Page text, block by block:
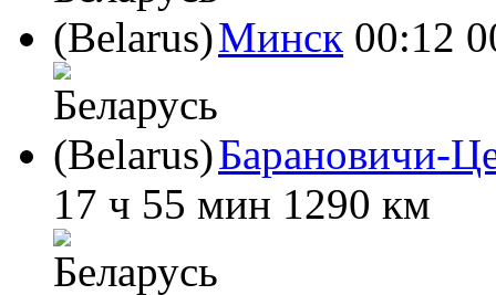
Минск 00:12
Барановичи-
17 ч 55 мин 1290 км